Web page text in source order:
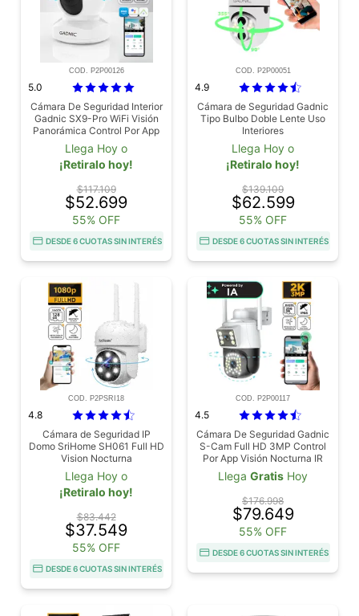
COD. P2P00126
5.0
Cámara De Seguridad Interior
Gadnic SX9-Pro WiFi Visión
Panorámica Control Por App
2K 3MP
Llega Hoy o
¡Retiralo hoy!
$117.109
$52.699
55% OFF
DESDE 6 CUOTAS SIN INTERÉS
COD. P2P00051
4.9
Cámara de Seguridad Gadnic
Tipo Bulbo Doble Lente Uso
Interiores
Llega Hoy o
¡Retiralo hoy!
$139.109
$62.599
55% OFF
DESDE 6 CUOTAS SIN INTERÉS
COD. P2PSRI18
4.8
Cámara de Seguridad IP
Domo SriHome SH061 Full HD
Vision Nocturna
Llega Hoy o
¡Retiralo hoy!
$83.442
$37.549
55% OFF
DESDE 6 CUOTAS SIN INTERÉS
COD. P2P00117
4.5
Cámara De Seguridad Gadnic
S-Cam Full HD 3MP Control
Por App Visión Nocturna IR
Color
Llega Gratis Hoy
$176.998
$79.649
55% OFF
DESDE 6 CUOTAS SIN INTERÉS